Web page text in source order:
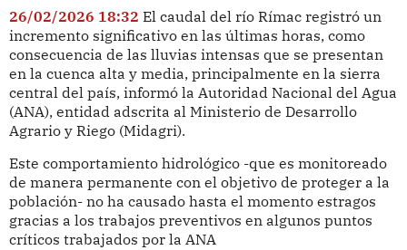
26/02/2026 18:32 El caudal del río Rímac registró un
incremento significativo en las últimas horas, como
consecuencia de las lluvias intensas que se presentan
en la cuenca alta y media, principalmente en la sierra
central del país, informó la Autoridad Nacional del Agua
(ANA), entidad adscrita al Ministerio de Desarrollo
Agrario y Riego (Midagri).
Este comportamiento hidrológico -que es monitoreado
de manera permanente con el objetivo de proteger a la
población- no ha causado hasta el momento estragos
gracias a los trabajos preventivos en algunos puntos
críticos trabajados por la ANA